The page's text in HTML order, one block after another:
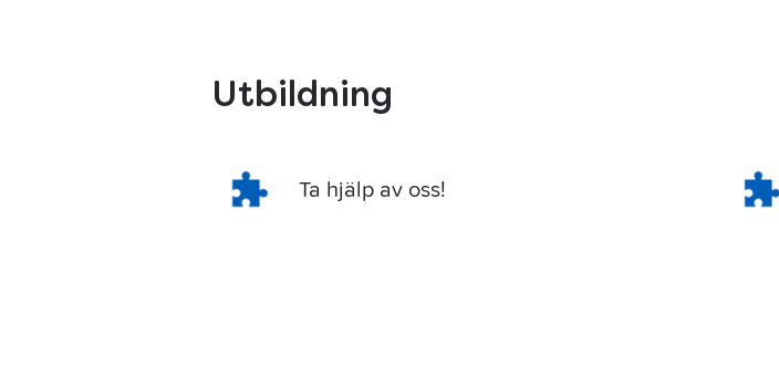
Utbildning
Ta hjälp av oss!